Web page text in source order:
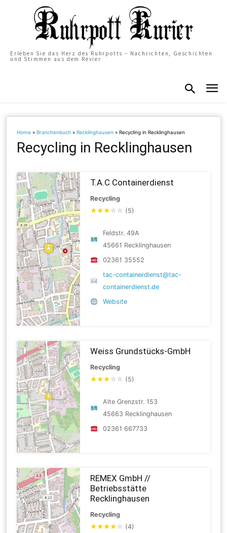
Erleben Sie das Herz des Ruhrpotts – Nachrichten, Geschichten
und Stimmen aus dem Revier
Home »Branchenbuch »Recklinghausen »Recycling in Recklinghausen
Recycling in Recklinghausen
T.A.C Containerdienst
Recycling
★★★ ☆ ☆ (5)
Feldstr. 49A
45661 Recklinghausen
02361 35552
tac-containerdienst@tac-
containerdienst.de
Website
Weiss Grundstücks-GmbH
Recycling
★★★ ☆ ☆ (5)
Alte Grenzstr. 153
45663 Recklinghausen
02361 667733
REMEX GmbH //
Betriebsstätte
Recklinghausen
Recycling
★★★★ ☆ (4)